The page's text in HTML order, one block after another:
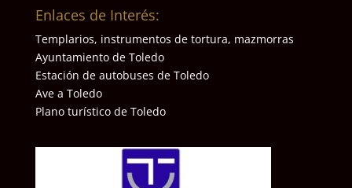
Enlaces de Interés:
Templarios, instrumentos de tortura, mazmorras
Ayuntamiento de Toledo
Estación de autobuses de Toledo
Ave a Toledo
Plano turístico de Toledo